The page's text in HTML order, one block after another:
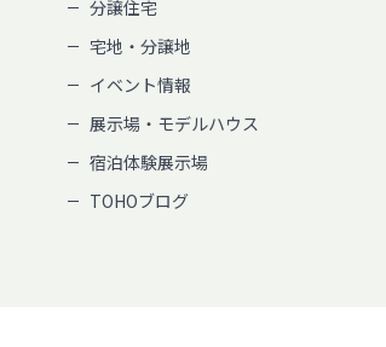
分譲住宅
宅地・分譲地
イベント情報
展示場・モデルハウス
宿泊体験展示場
TOHOブログ